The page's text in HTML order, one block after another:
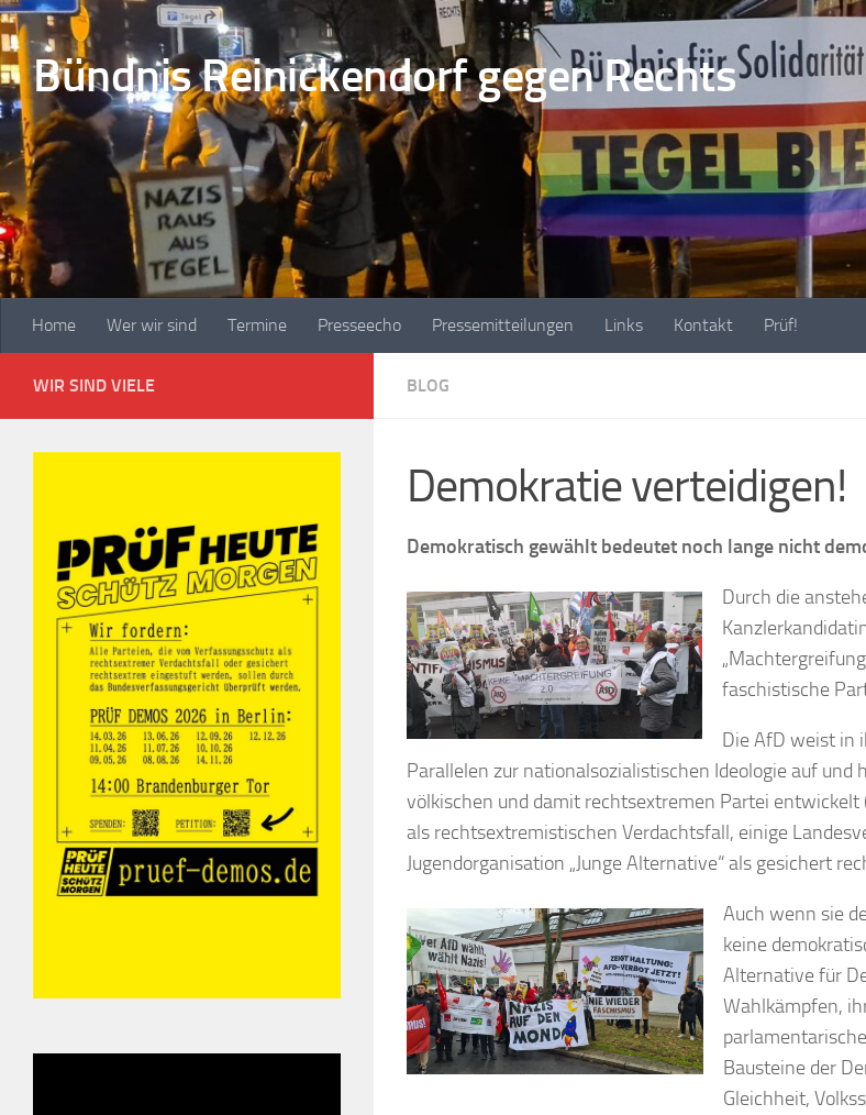
Zum Inhalt springen
Bündnis Reinickendorf gegen Rechts
Home Wer wir sind Termine Presseecho Pressemitteilungen Links Kontakt Prüf!
BLOG
Demokratie verteidigen!
Demokratisch gewählt bedeutet noch lange nicht
Durch die
faschistische
Die AfD weist in
Parallelen zur nationalsozialistischen Ideologie auf
völkischen und damit rechtsextremen Partei entwickelt
als rechtsextremistischen Verdachtsfall, einige
Jugendorganisation „Junge Alternative“ als gesichert
Auch wenn sie
keine
Alternative für
Wahlkämpfen,
Bausteine der
Gleichheit,
WIR SIND VIELE